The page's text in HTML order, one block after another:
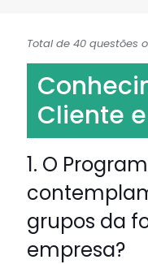
Total de 40 questões
Cliente
1. O
grupos da
empresa?